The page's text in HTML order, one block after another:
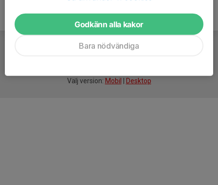
Välj version: Mobil Desktop
Godkänn alla kakor
Bara nödvändiga